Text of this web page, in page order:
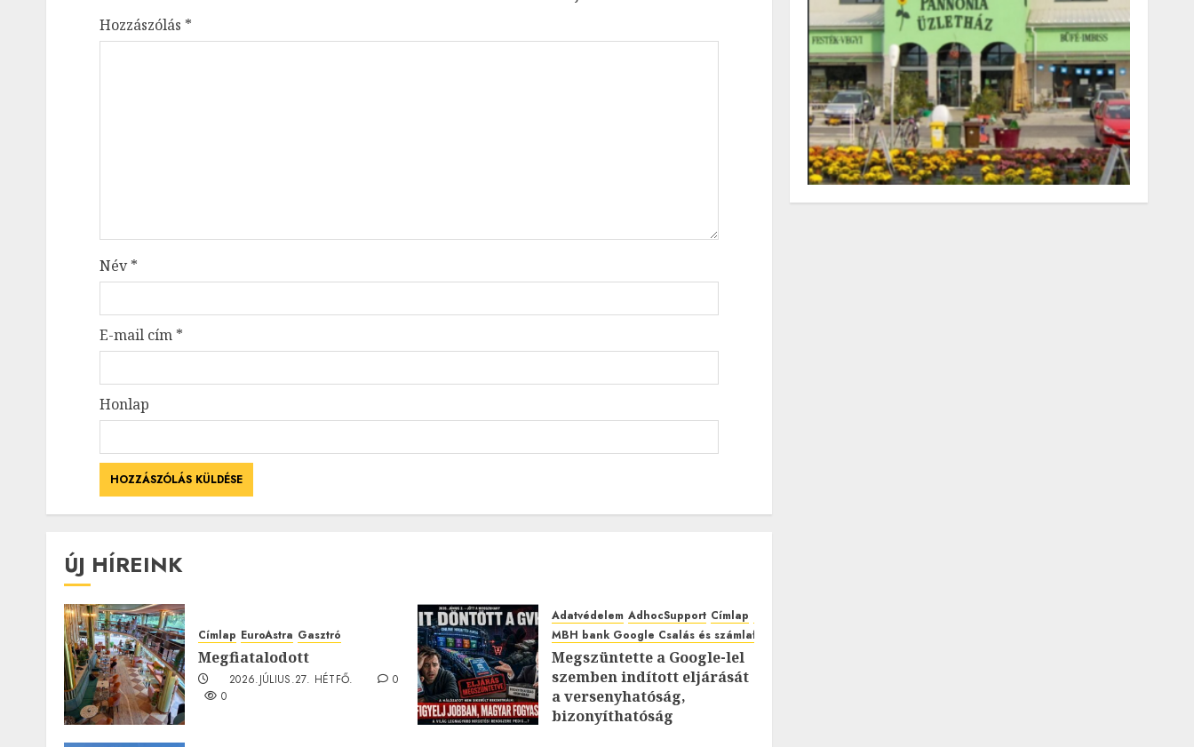
Hozzászólás *
Név*
E-mail cím *
Honlap
ÚJ HÍREINK
Címlap EuroAstra Gasztró
Megfiatalodott
2026.JÚLIUS.27. HÉTFŐ.
0
0
Adatvédelem AdhocSupport Címlap
MBH bank Google Csalás és számlafeltörés károsultak
Megszüntette a Google-lel
szemben indított eljárását
a versenyhatóság,
bizonyíthatóság